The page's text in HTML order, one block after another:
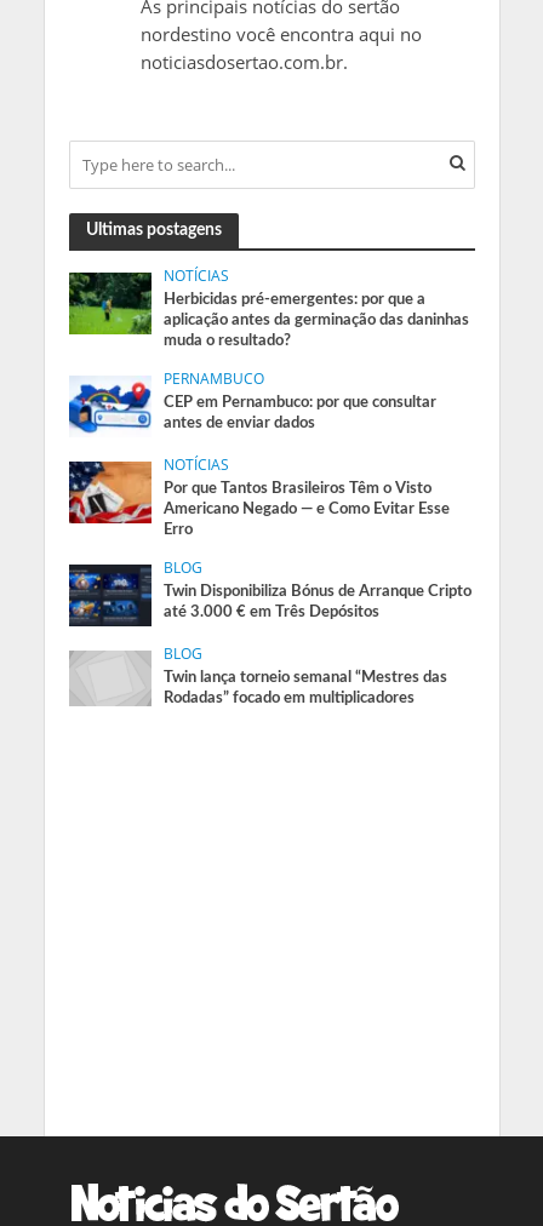
As principais notícias do sertão
nordestino você encontra aqui no
noticiasdosertao.com.br.
Ultimas postagens
NOTÍCIAS
Herbicidas pré-emergentes: por que a
aplicação antes da germinação das daninhas
muda o resultado?
PERNAMBUCO
CEP em Pernambuco: por que consultar
antes de enviar dados
NOTÍCIAS
Por que Tantos Brasileiros Têm o Visto
Americano Negado — e Como Evitar Esse
Erro
BLOG
Twin Disponibiliza Bónus de Arranque Cripto
até 3.000 € em Três Depósitos
BLOG
Twin lança torneio semanal “Mestres das
Rodadas” focado em multiplicadores